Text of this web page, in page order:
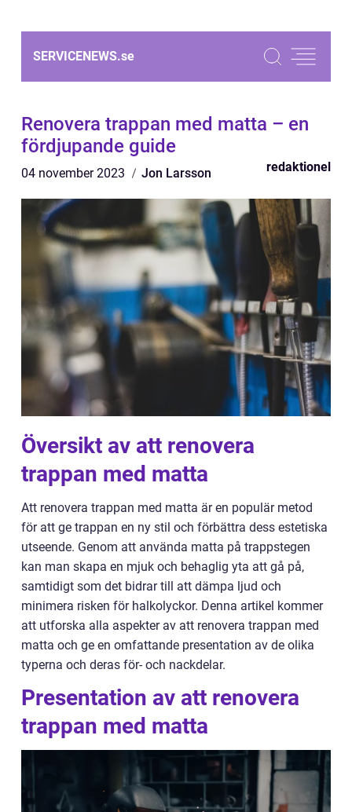
SERVICENEWS.se
Renovera trappan med matta – en
fördjupande guide
04 november 2023 Jon Larsson redaktionel
Översikt av att renovera
trappan med matta
Att renovera trappan med matta är en populär metod
för att ge trappan en ny stil och förbättra dess estetiska
utseende. Genom att använda matta på trappstegen
kan man skapa en mjuk och behaglig yta att gå på,
samtidigt som det bidrar till att dämpa ljud och
minimera risken för halkolyckor. Denna artikel kommer
att utforska alla aspekter av att renovera trappan med
matta och ge en omfattande presentation av de olika
typerna och deras för- och nackdelar.
Presentation av att renovera
trappan med matta